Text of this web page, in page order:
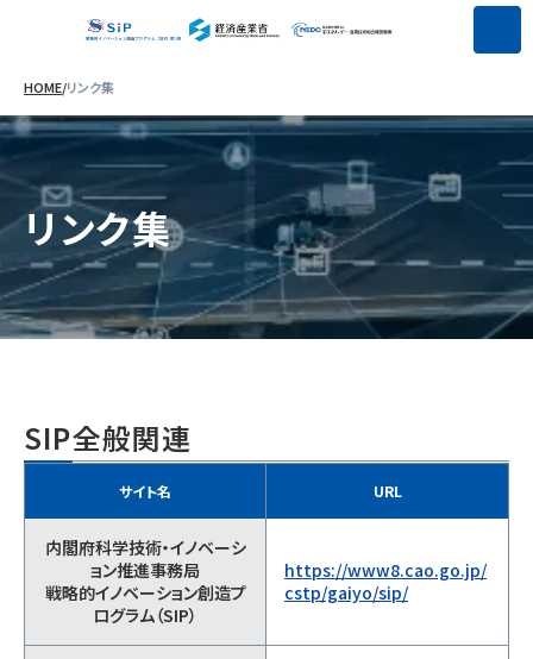
HOME/リンク集
リンク集
SIP全般関連
サイト名 URL
内閣府科学技術・イノベーシ
ョン推進事務局
戦略的イノベーション創造プ
ログラム（SIP）
https://www8.cao.go.jp/
cstp/gaiyo/sip/